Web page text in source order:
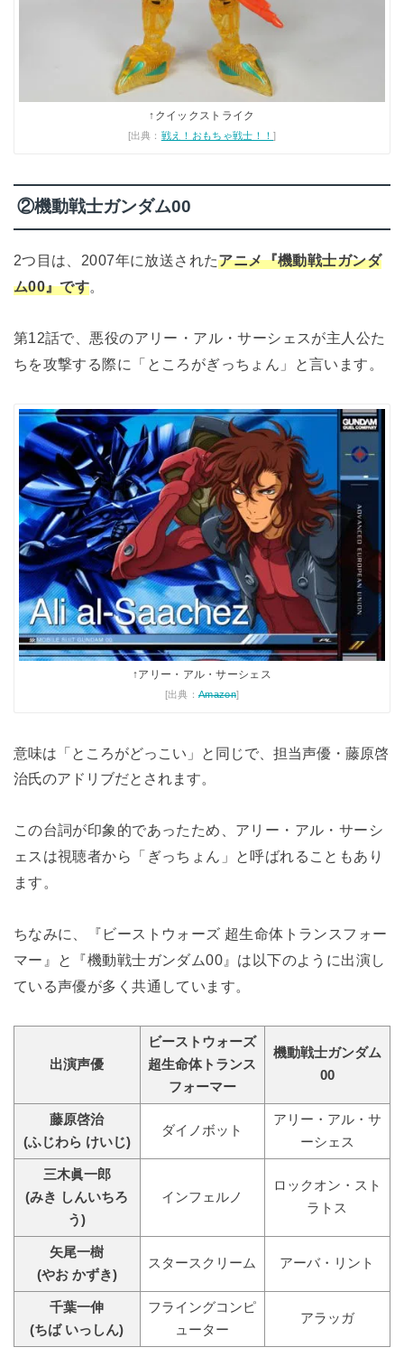
↑クイックストライク
[出典： 戦え！おもちゃ戦士！！]
②機動戦士ガンダム00
2つ目は、2007年に放送されたアニメ『機動戦士ガンダ
ム00』です。
第12話で、悪役のアリー・アル・サーシェスが主人公た
ちを攻撃する際に「ところがぎっちょん」と言います。
↑アリー・アル・サーシェス
[出典：Amazon]
意味は「ところがどっこい」と同じで、担当声優・藤原啓
治氏のアドリブだとされます。
この台詞が印象的であったため、アリー・アル・サーシ
ェスは視聴者から「ぎっちょん」と呼ばれることもあり
ます。
ちなみに、『ビーストウォーズ 超生命体トランスフォー
マー』と『機動戦士ガンダム00』は以下のように出演し
ている声優が多く共通しています。
出演声優
ビーストウォーズ
超生命体トランス
フォーマー
機動戦士ガンダム
00
藤原啓治
(ふじわら けいじ)
ダイノボット
アリー・アル・サ
ーシェス
三木眞一郎
(みき しんいちろ
う)
インフェルノ
ロックオン・スト
ラトス
矢尾一樹
(やお かずき)
スタースクリーム アーバ・リント
千葉一伸
(ちば いっしん)
フライングコンピ
ューター
アラッガ